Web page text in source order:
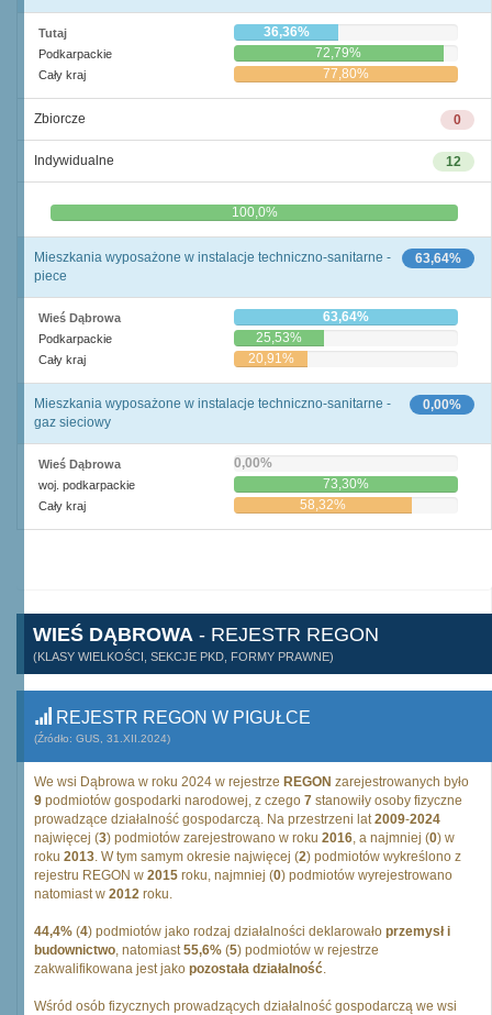
Tutaj 36,36%
Podkarpackie 72,79%
Cały kraj 77,80%
0
Zbiorcze
12
Indywidualne
0,0% 100,0%
63,64%
Mieszkania wyposażone w instalacje techniczno-sanitarne -
piece
Wieś Dąbrowa 63,64%
Podkarpackie 25,53%
Cały kraj 20,91%
0,00%
Mieszkania wyposażone w instalacje techniczno-sanitarne -
gaz sieciowy
Wieś Dąbrowa 0,00%
woj. podkarpackie 73,30%
Cały kraj 58,32%
WIEŚ DĄBROWA - REJESTR REGON
(KLASY WIELKOŚCI, SEKCJE PKD, FORMY PRAWNE)
REJESTR REGON W PIGUŁCE
(Źródło: GUS, 31.XII.2024)
We wsi Dąbrowa w roku 2024 w rejestrze REGON zarejestrowanych było
9 podmiotów gospodarki narodowej, z czego 7 stanowiły osoby fizyczne
prowadzące działalność gospodarczą. Na przestrzeni lat2009-2024
najwięcej (3) podmiotów zarejestrowano w roku 2016, a najmniej (0) w
roku 2013. W tym samym okresie najwięcej (2) podmiotów wykreślono z
rejestru REGON w 2015 roku, najmniej (0) podmiotów wyrejestrowano
natomiast w 2012 roku.
44,4% (4) podmiotów jako rodzaj działalności deklarowało przemysł i
budownictwo, natomiast55,6% (5) podmiotów w rejestrze
zakwalifikowana jest jako pozostała działalność.
Wśród osób fizycznych prowadzących działalność gospodarczą we wsi